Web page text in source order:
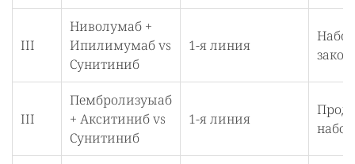
III
Ниволумаб +
Ипилимумаб vs
Сунитиниб
1-я линия
Набор
III
Пембролизуыаб
+ Акситиниб vs
Сунитиниб
1-я линия
набор